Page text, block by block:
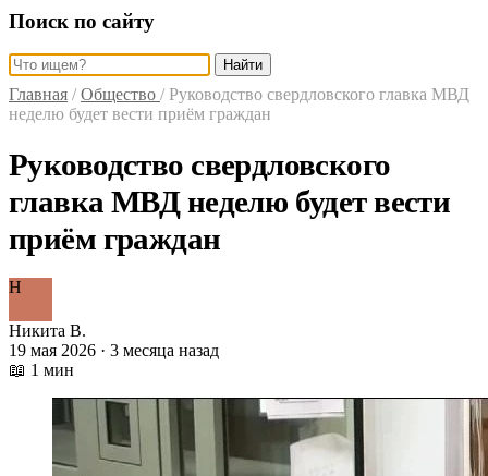
Поиск по сайту
Найти
Главная / Общество / Руководство свердловского главка МВД
неделю будет вести приём граждан
Руководство свердловского
главка МВД неделю будет вести
приём граждан
Н
Никита В.
19 мая 2026 · 3 месяца назад
📖 1 мин